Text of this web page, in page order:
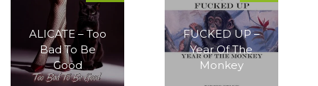
ALICATE – Too
Bad To Be
Good
FUCKED UP –
Year Of The
Monkey